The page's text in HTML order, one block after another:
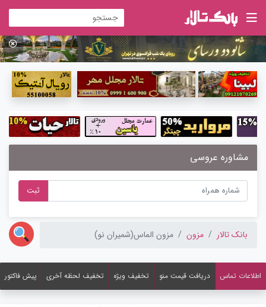
مشاوره عروسی
ثبت
بانک تالار مزون مزون الماس(شمیران نو)
اطلاعات تماس دریافت قیمت منو تخفیف ویژه تخفیف لحظه آخری پیش فاکتور